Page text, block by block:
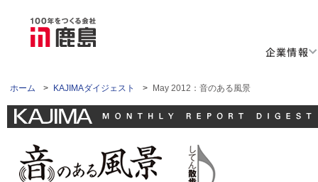
企業情報
ホーム > KAJIMAダイジェスト > May 2012：音のある風景